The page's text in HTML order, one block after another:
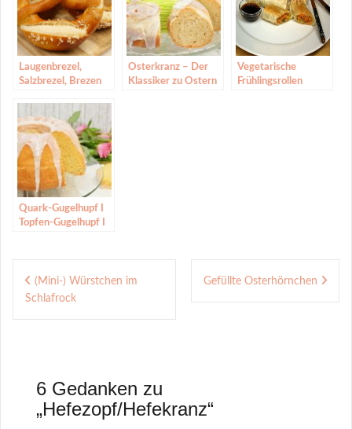
Laugenbrezel,
Salzbrezel, Brezen
Osterkranz – Der
Klassiker zu Ostern
Vegetarische
Frühlingsrollen
Quark-Gugelhupf I
Topfen-Gugelhupf I
Beitragsnavigation
(Mini-) Würstchen im
Schlafrock
Gefüllte Osterhörnchen
6 Gedanken zu
„Hefezopf/Hefekranz“